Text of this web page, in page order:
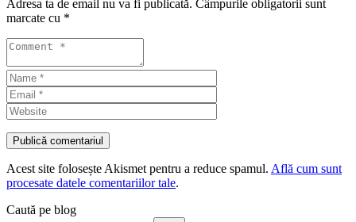
Adresa ta de email nu va fi publicată. Câmpurile obligatorii sunt
marcate cu *
Acest site folosește Akismet pentru a reduce spamul. Află cum sunt
procesate datele comentariilor tale.
Caută pe blog